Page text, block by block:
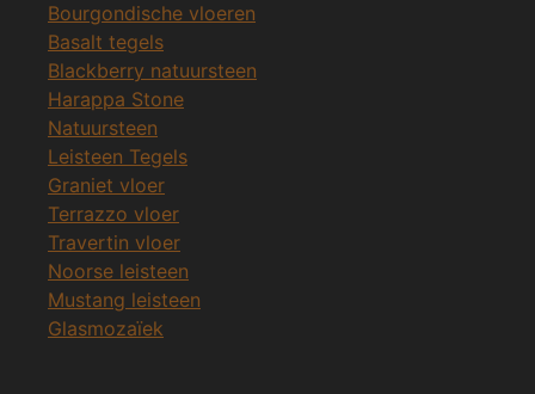
Bourgondische vloeren
Basalt tegels
Blackberry natuursteen
Harappa Stone
Natuursteen
Leisteen Tegels
Graniet vloer
Terrazzo vloer
Travertin vloer
Noorse leisteen
Mustang leisteen
Glasmozaïek